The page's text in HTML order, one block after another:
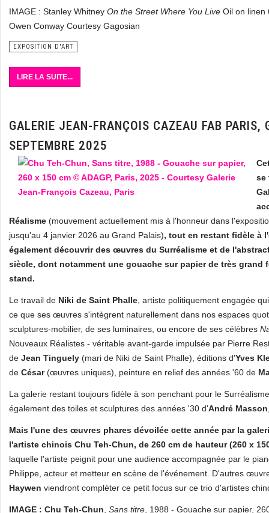
IMAGE : Stanley Whitney On the Street Where You Live Oil on linen
Owen Conway Courtesy Gagosian
EXPOSITION D'ART
LIRE LA SUITE...
GALERIE JEAN-FRANÇOIS CAZEAU FAB
SEPTEMBRE 2025
se
Réalisme (mouvement actuellement mis à l'honneur dans
jusqu'au 4 janvier 2026 au Grand Palais), tout en restant fidèle à
également découvrir des œuvres du Surréalisme et de
siècle, dont notamment une gouache sur papier de très
stand.
Le travail de Niki de Saint Phalle , artiste politiquement engagée
ce que ses œuvres s'intègrent naturellement dans nos espaces
sculptures-mobilier, de ses luminaires, ou encore de ses célèbres
Nouveaux Réalistes - véritable avant-garde impulsée par Pierre
de Jean Tinguely (mari de Niki de Saint Phalle), éditions d'Yves
de César(œuvres uniques), peinture en relief des années '60 de
La galerie restant toujours fidèle à son penchant pour le
également des toiles et sculptures des années '30 d'André Masson
Mais l'une des œuvres phares dévoilée cette année par la
l'artiste chinois Chu Teh-Chun, de 260 cm de hauteur (260 x
laquelle l'artiste peignit pour une audience accompagnée par le
Philippe, acteur et metteur en scène de l'événement. D'autres
Haywen viendront compléter ce petit focus sur ce trio d'artistes
IMAGE : Chu Teh-Chun Sans titre , 1988 - Gouache sur papier,